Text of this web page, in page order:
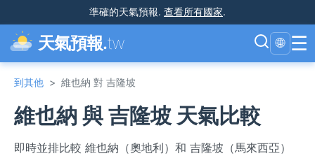
準確的天氣預報. 查看所有國家.
天氣預報.tw 🌐 ☰
到其他 > 維也納 對 吉隆坡
維也納 與 吉隆坡 天氣比較
即時並排比較 維也納（奧地利）和 吉隆坡（馬來西亞）